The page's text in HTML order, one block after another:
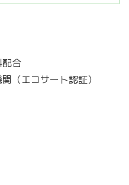
配合
（エコサート認証）